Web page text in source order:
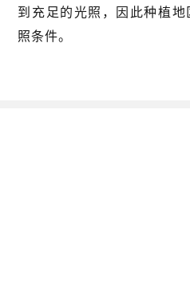
到充足的光照，因此种植
照条件。